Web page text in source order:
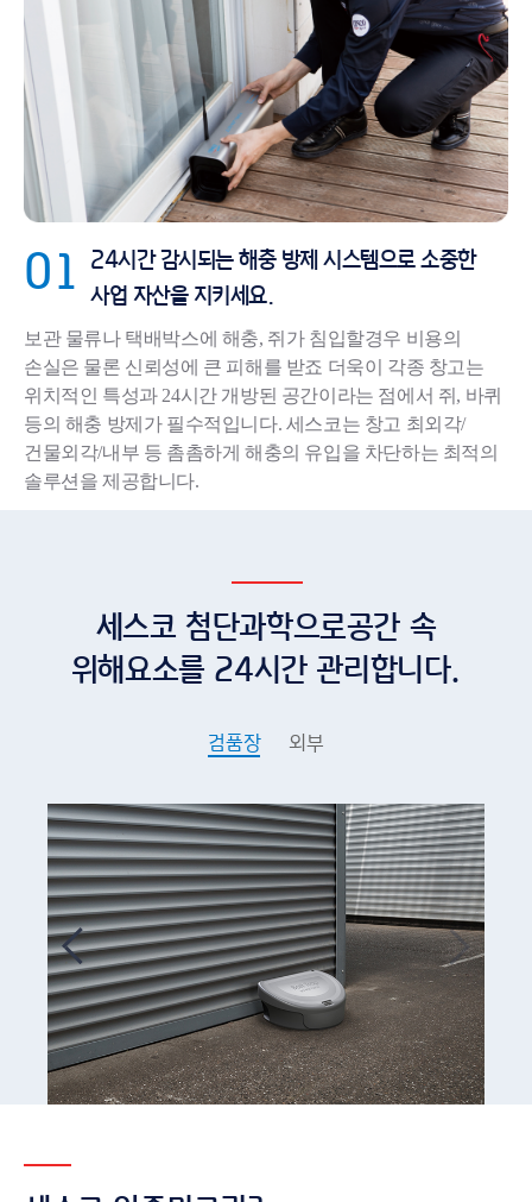
24시간 감시되는 해충 방제 시스템으로 소중한
사업 자산을 지키세요.
보관 물류나 택배박스에 해충, 쥐가 침입할경우 비용의
손실은 물론 신뢰성에 큰 피해를 받죠 더욱이 각종 창고는
위치적인 특성과 24시간 개방된 공간이라는 점에서 쥐, 바퀴
등의 해충 방제가 필수적입니다. 세스코는 창고 최외각/
건물외각/내부 등 촘촘하게 해충의 유입을 차단하는 최적의
솔루션을 제공합니다.
세스코 첨단과학으로공간 속
위해요소를 24시간 관리합니다.
검품장 외부